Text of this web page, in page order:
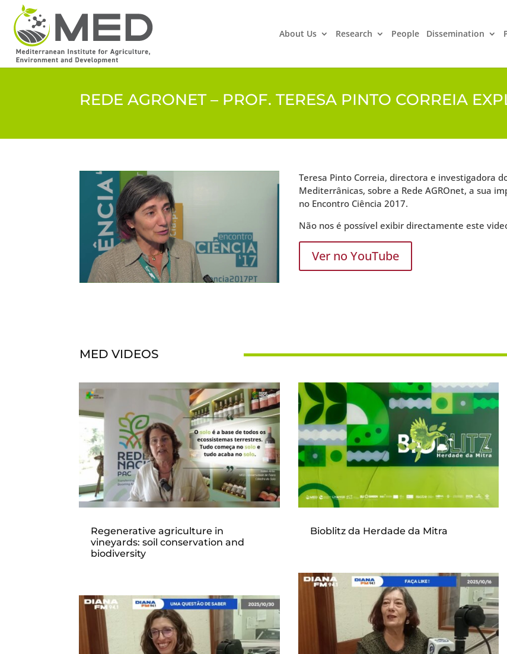
About Us Research People Dissemination
REDE AGRONET – PROF. TERESA PINTO CORREIA
Teresa Pinto Correia, directora e investigadora
Mediterrânicas, sobre a Rede AGROnet, a sua
no Encontro Ciência 2017.
Não nos é possível exibir directamente este
Ver no YouTube
MED VIDEOS
Regenerative agriculture in
vineyards: soil conservation and
biodiversity
Bioblitz da Herdade da Mitra